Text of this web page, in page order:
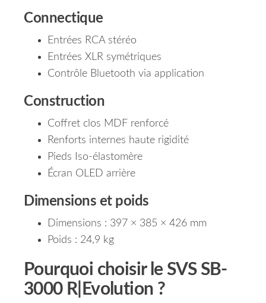
Connectique
Entrées RCA stéréo
Entrées XLR symétriques
Contrôle Bluetooth via application
Construction
Coffret clos MDF renforcé
Renforts internes haute rigidité
Pieds Iso-élastomère
Écran OLED arrière
Dimensions et poids
Dimensions : 397 × 385 × 426 mm
Poids : 24,9 kg
Pourquoi choisir le SVS SB-
3000 R|Evolution ?